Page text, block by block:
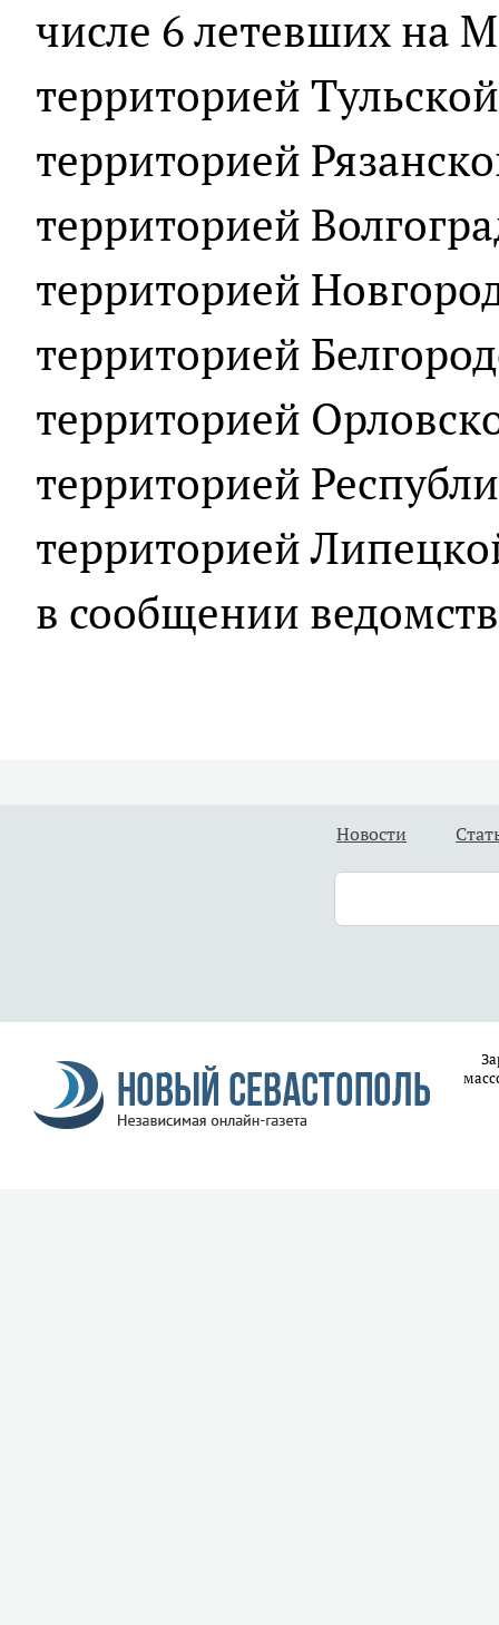
числе 6 летевших на
территорией
территорией
территорией
территорией
территорией
территорией
территорией
территорией
в сообщении
Новости